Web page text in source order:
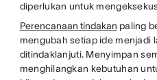
diperlukan untuk
Perencanaan tindakan paling
mengubah setiap ide menjadi
ditindaklanjuti. Menyimpan
menghilangkan kebutuhan